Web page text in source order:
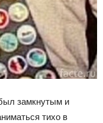
замкнутым и
тихо в